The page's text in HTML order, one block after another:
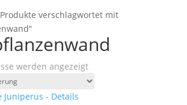
verschlagwortet mit
werden angezeigt